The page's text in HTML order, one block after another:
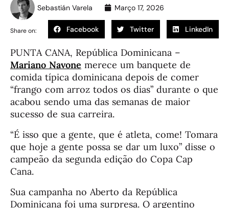
Sebastián Varela Março 17, 2026
Share on: Facebook Twitter LinkedIn
PUNTA CANA, República Dominicana –
Mariano Navone merece um banquete de
comida típica dominicana depois de comer
“frango com arroz todos os dias” durante o que
acabou sendo uma das semanas de maior
sucesso de sua carreira.
“É isso que a gente, que é atleta, come! Tomara
que hoje a gente possa se dar um luxo” disse o
campeão da segunda edição do Copa Cap
Cana.
Sua campanha no Aberto da República
Dominicana foi uma surpresa. O argentino